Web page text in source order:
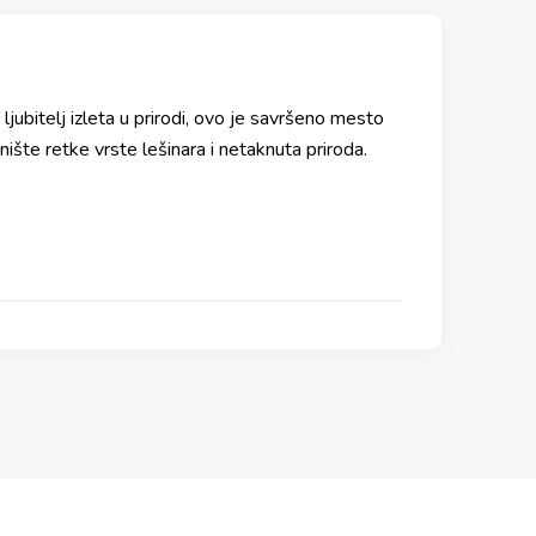
izleta u prirodi, ovo je savršeno mesto
retke vrste lešinara i netaknuta priroda.